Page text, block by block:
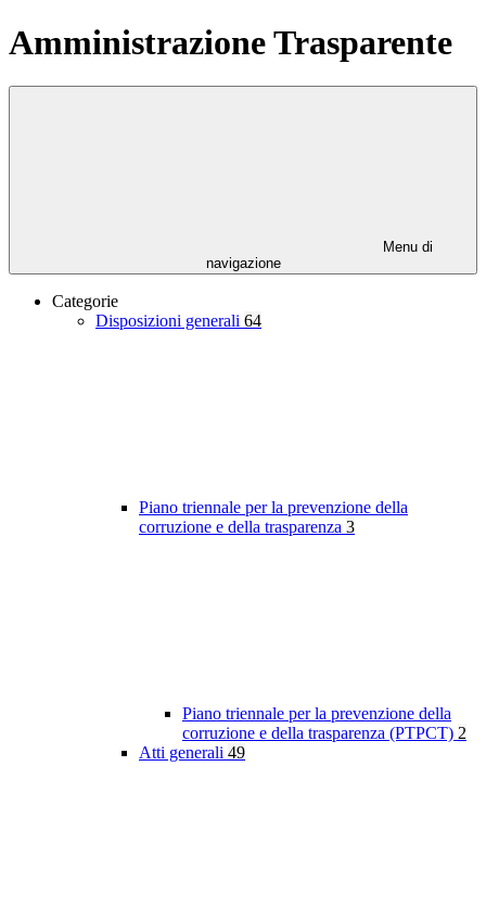
Amministrazione Trasparente
Menu di
navigazione
Categorie
Disposizioni generali 64
Piano triennale per la prevenzione della
corruzione e della trasparenza 3
Piano triennale per la prevenzione della
corruzione e della trasparenza (PTPCT) 2
Atti generali 49